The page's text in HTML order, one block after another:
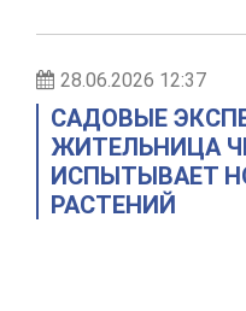
28.06.2026 12:37
САДОВЫЕ
ЖИТЕЛЬНИЦА
ИСПЫТЫВАЕТ
РАСТЕНИЙ